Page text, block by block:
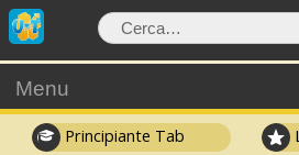
Menu
Principiante Tab